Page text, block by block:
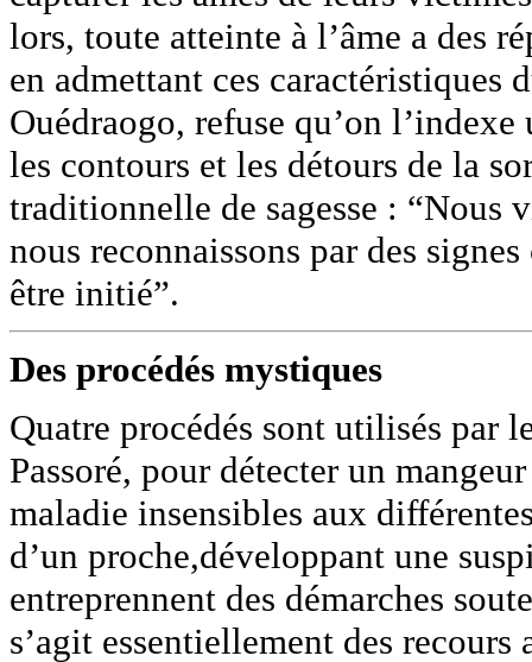
lors, toute atteinte à l’âme a des
en admettant ces caractéristiques
Ouédraogo, refuse qu’on
les contours et les détours de la
traditionnelle de sagesse : “Nous
nous reconnaissons par des
être initié”.
Des procédés mystiques
Quatre procédés sont utilisés par
Passoré, pour détecter un
maladie insensibles aux
d’un proche,développant une
entreprennent des démarches
s’agit essentiellement des